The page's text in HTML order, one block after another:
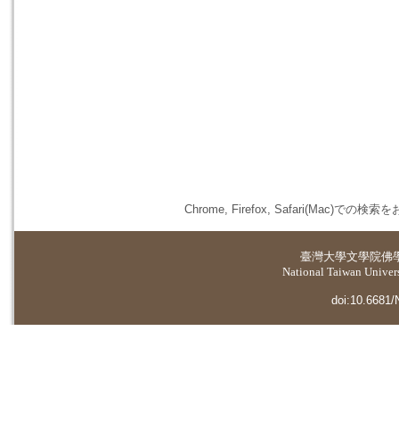
Chrome, Firefox, Safari(Mac)での検索を
臺灣大學文學院佛
National Taiwan
doi:10.6681/